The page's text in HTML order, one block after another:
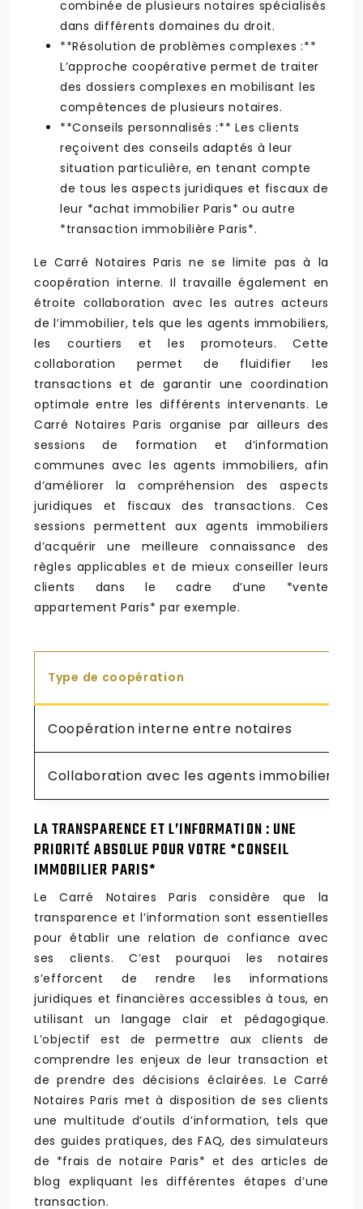
combinée de plusieurs notaires spécialisés
dans différents domaines du droit.
**Résolution de problèmes complexes :**
L’approche coopérative permet de traiter
des dossiers complexes en mobilisant les
compétences de plusieurs notaires.
**Conseils personnalisés :** Les clients
reçoivent des conseils adaptés à leur
situation particulière, en tenant compte
de tous les aspects juridiques et fiscaux de
leur *achat immobilier Paris* ou autre
*transaction immobilière Paris*.
Le Carré Notaires Paris ne se limite pas à la
coopération interne. Il travaille également en
étroite collaboration avec les autres acteurs
de l’immobilier, tels que les agents immobiliers,
les courtiers et les promoteurs. Cette
collaboration permet de fluidifier les
transactions et de garantir une coordination
optimale entre les différents intervenants. Le
Carré Notaires Paris organise par ailleurs des
sessions de formation et d’information
communes avec les agents immobiliers, afin
d’améliorer la compréhension des aspects
juridiques et fiscaux des transactions. Ces
sessions permettent aux agents immobiliers
d’acquérir une meilleure connaissance des
règles applicables et de mieux conseiller leurs
clients dans le cadre d’une *vente
appartement Paris* par exemple.
Type de coopération
Coopération interne entre notaires
Collaboration avec les agents immobiliers
LA TRANSPARENCE ET L’INFORMATION : UNE
PRIORITÉ ABSOLUE POUR VOTRE *CONSEIL
IMMOBILIER PARIS*
Le Carré Notaires Paris considère que la
transparence et l’information sont essentielles
pour établir une relation de confiance avec
ses clients. C’est pourquoi les notaires
s’efforcent de rendre les informations
juridiques et financières accessibles à tous, en
utilisant un langage clair et pédagogique.
L’objectif est de permettre aux clients de
comprendre les enjeux de leur transaction et
de prendre des décisions éclairées. Le Carré
Notaires Paris met à disposition de ses clients
une multitude d’outils d’information, tels que
des guides pratiques, des FAQ, des simulateurs
de *frais de notaire Paris* et des articles de
blog expliquant les différentes étapes d’une
transaction.